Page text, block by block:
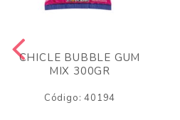
CHICLE BUBBLE GUM
MIX 300GR
Código: 40194